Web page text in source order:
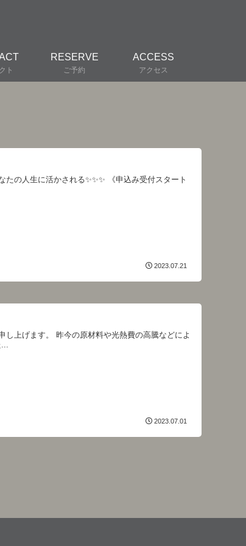
ト
RESERVE
ご予約
ACCESS
アクセス
の人生に活かされる✨✨✨ 《申込み受付スタート
2023.07.21
し上げます。 昨今の原材料や光熱費の高騰などによ
2023.07.01